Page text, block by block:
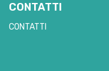
CONTATTI
CONTATTI